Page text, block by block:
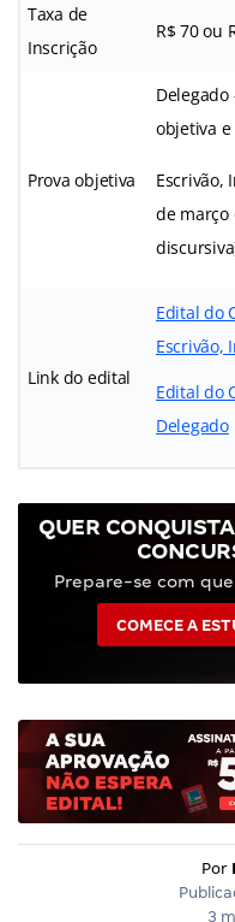
Taxa de
Inscrição
R$ 70 ou
Prova objetiva
Delegado
objetiva e
Escrivão,
de março
Link do edital
Edital do
Escrivão,
Edital do
Delegado
QUER
Prepare-se com
COMECE A
Por
3